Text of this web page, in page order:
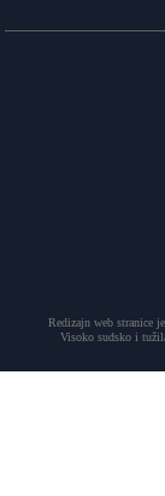
Redizajn web stranice
Visoko sudsko i